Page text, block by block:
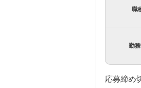
職
勤
応募締め